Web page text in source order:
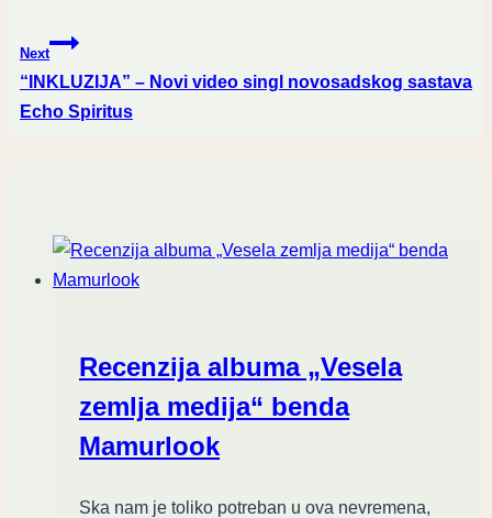
Next
“INKLUZIJA” – Novi video singl novosadskog sastava
Echo Spiritus
Recenzija albuma „Vesela
zemlja medija“ benda
Mamurlook
Ska nam je toliko potreban u ova nevremena,